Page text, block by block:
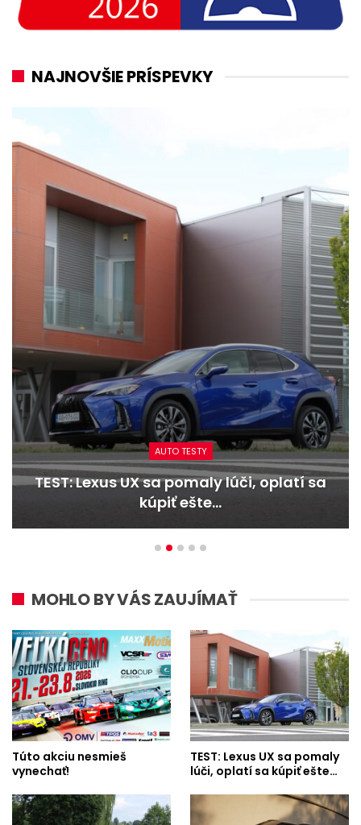
NAJNOVŠIE PRÍSPEVKY
AUTO TESTY
TEST: Dacia Duster hybrid-G 150 4×4 –
Trojitý útok
MOHLO BY VÁS ZAUJÍMAŤ
Túto akciu nesmieš
vynechať!
TEST: Lexus UX sa pomaly
lúči, oplatí sa kúpiť ešte…